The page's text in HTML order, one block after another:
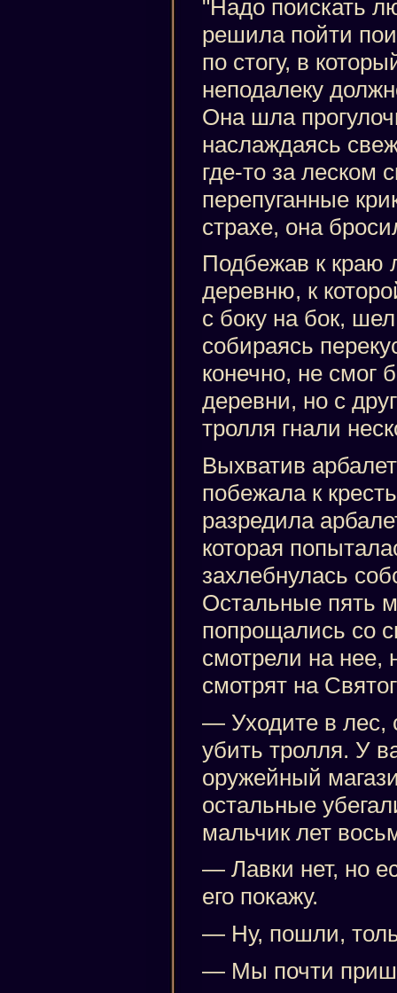
"Надо поискать
решила пойти
по стогу, в
неподалеку
Она шла
наслаждаясь
где-то за леском
перепуганные
страхе, она
Подбежав к краю
деревню, к
с боку на бок,
собираясь
конечно, не смог
деревни, но с
тролля гнали
Выхватив
побежала к
разредила
которая
захлебнулась
Остальные пять
попрощались со
смотрели на нее,
смотрят на
— Уходите в лес,
убить тролля. У
оружейный
остальные
мальчик лет
— Лавки нет, но
его покажу.
— Ну, пошли,
— Мы почти